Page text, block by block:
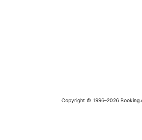
Copyright © 1996–2026